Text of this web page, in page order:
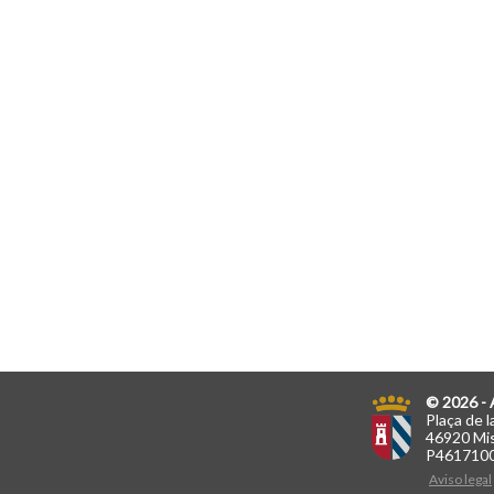
© 2026 -
Plaça de
46920
Aviso legal